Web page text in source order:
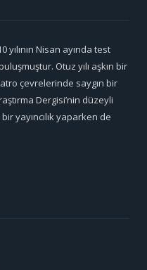
yılının Nisan ayında test
Otuz yılı aşkın bir
çevrelerinde saygın bir
Dergisi’nin düzeyli
yayıncılık yaparken de